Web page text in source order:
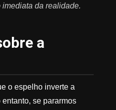
da realidade.
a
o espelho inverte a
se pararmos